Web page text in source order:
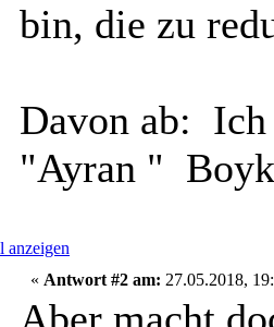
bin, die zu
Davon ab:
"Ayran "
« Antwort #2 am: 27.05.2018,